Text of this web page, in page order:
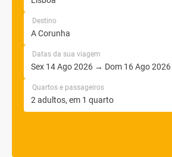
Destino
Datas da sua viagem
Quartos e passageiros